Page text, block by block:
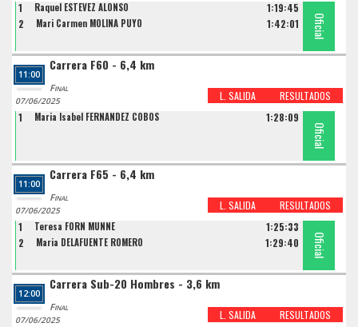
1 Raquel ESTEVEZ ALONSO 1:19:45
Oficial
2 Mari Carmen MOLINA PUYO 1:42:01 Oficial
11:00
Carrera F60 - 6,4 km
Final
L. SALIDA RESULTADOS
07/06/2025
1 Maria Isabel FERNANDEZ COBOS 1:28:09
Oficial
11:00
Carrera F65 - 6,4 km
Final
L. SALIDA RESULTADOS
07/06/2025
1 Teresa FORN MUNNE 1:25:33
Oficial
2 Maria DELAFUENTE ROMERO 1:29:40 Oficial
12:00
Carrera Sub-20 Hombres - 3,6 km
Final
L. SALIDA RESULTADOS
07/06/2025